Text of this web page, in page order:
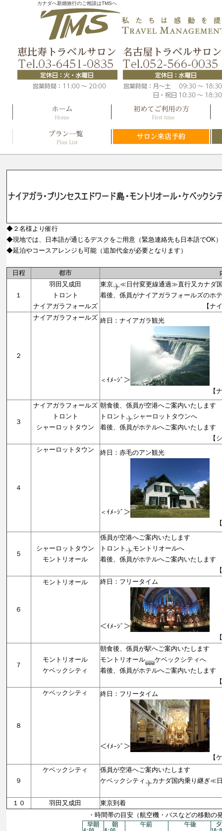
カナダへ新婚旅行のご相談はTMSへ
◆２名様より催行
◆現地では、日本語が通じるデスクをご用意（緊急連絡先も日本語でOK）
◆延泊やコースアレンジも可能（追加代金が必要となります）
日程 都市
１
羽田又成田
トロント
ナイアガラフォールズ
東京
≪日付変更線通過≫直行又カナダ
着後、係員がナイアガラフォールズのホ
【ナイアガラフォ
２
ナイアガラフォールズ 終日：ナイアガラ観光
＜ｲﾒｰｼﾞ＞
【ナイアガラフ
３
ナイアガラフォールズ
トロント
シャーロットタウン
朝食後、係員が空港へご案内いたします
トロント
シャーロットタウンへ
着後、係員がホテルへご案内いたします
【シャーロット
４
シャーロットタウン 終日：赤毛のアン観光
＜ｲﾒｰｼﾞ＞
【シャーロット
５
シャーロットタウン
モントリオール
係員が空港へご案内いたします
トロント
モントリオールへ
着後、係員がホテルへご案内いたします
【モントリオ
６
モントリオール 終日：フリータイム
＜ｲﾒｰｼﾞ＞
【モントリオ
７
モントリオール
ケベックシティ
朝食後、係員が駅へご案内いたします
モントリオール
ケベックシティへ
着後、係員がホテルへご案内いたします
【ケベックシ
８
ケベックシティ 終日：フリータイム
＜ｲﾒｰｼﾞ＞
【ケベックシ
９
ケベックシティ
係員が空港へご案内いたします
ケベックシティ
カナダ国内乗り継ぎ≪
１０
羽田又成田
東京到着
・時間帯の目安（航空機・バスなどの移動